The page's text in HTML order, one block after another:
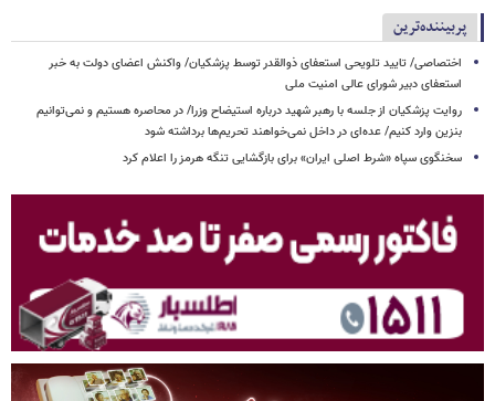
پربیننده‌ترین
اختصاصی/ تایید تلویحی استعفای ذوالقدر توسط پزشکیان/ واکنش اعضای دولت به خبر
استعفای دبیر شورای عالی امنیت ملی
روایت پزشکیان از جلسه با رهبر شهید درباره استیضاح وزرا/ در محاصره هستیم و نمی‌توانیم
بنزین وارد کنیم/ عده‌ای در داخل نمی‌خواهند تحریم‌ها برداشته شود
سخنگوی سپاه «شرط اصلی ایران» برای بازگشایی تنگه هرمز را اعلام کرد